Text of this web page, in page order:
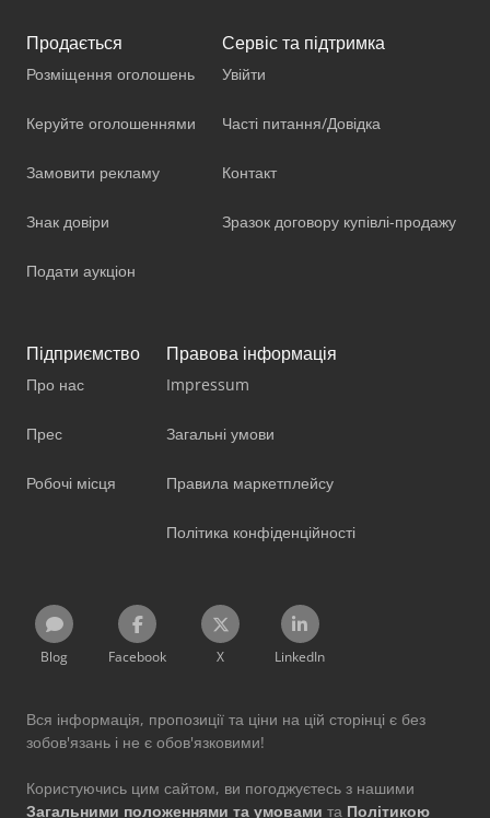
Продається
Розміщення оголошень
Керуйте оголошеннями
Замовити рекламу
Знак довіри
Подати аукціон
Сервіс та підтримка
Увійти
Часті питання/Довідка
Контакт
Зразок договору купівлі-продажу
Підприємство
Про нас
Прес
Робочі місця
Правова інформація
Impressum
Загальні умови
Правила маркетплейсу
Політика конфіденційності
Blog Facebook X LinkedIn
Вся інформація, пропозиції та ціни на цій сторінці є без
зобов'язань і не є обов'язковими!
Користуючись цим сайтом, ви погоджуєтесь з нашими
Загальними положеннями та умовами та Політикою